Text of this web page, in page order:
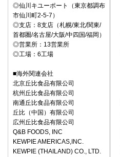
◎仙川キユーポート（東京都調布
市仙川町2-5-7）
◎支店：8支店（札幌/東北/関東/
首都圏/名古屋/大阪/中四国/福岡）
◎営業所：13営業所
◎工場：6工場
■海外関連会社
北京丘比食品有限公司
杭州丘比食品有限公司
南通丘比食品有限公司
丘比（中国）有限公司
広州丘比食品有限公司
Q&B FOODS, INC
KEWPIE AMERICAS,INC.
KEWPIE (THAILAND) CO., LTD.